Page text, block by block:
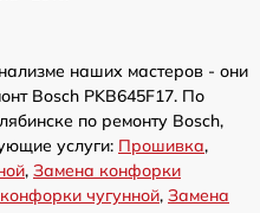
наших мастеров - они
Bosch PKB645F17. По
по ремонту Bosch,
услуги: Прошивка,
, Замена конфорки
чугунной, Замена